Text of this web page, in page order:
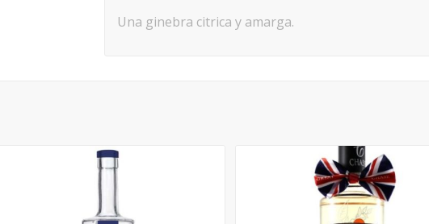
Una ginebra citrica y amarga.